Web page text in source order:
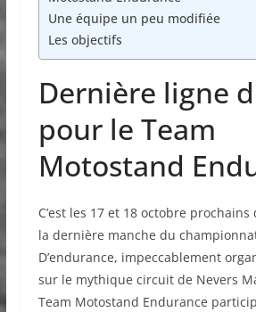
Une équipe un peu modifiée
Les objectifs
Dernière ligne
pour le Team
Motostand
C’est les 17 et 18 octobre
la dernière manche du
D’endurance, impeccablement
sur le mythique circuit de Nevers
Team Motostand Endurance